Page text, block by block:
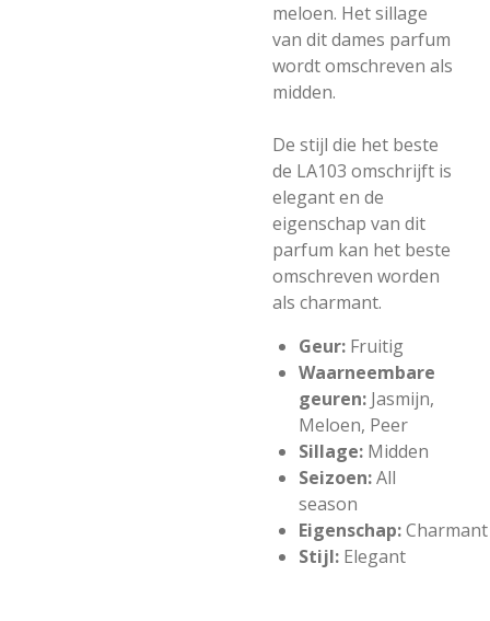
meloen. Het sillage
van dit dames parfum
wordt omschreven als
midden.
De stijl die het beste
de LA103 omschrijft is
elegant en de
eigenschap van dit
parfum kan het beste
omschreven worden
als charmant.
Geur: Fruitig
Waarneembare
geuren: Jasmijn,
Meloen, Peer
Sillage: Midden
Seizoen:All
season
Eigenschap:Charmant
Stijl: Elegant